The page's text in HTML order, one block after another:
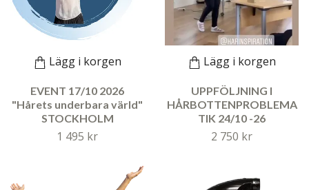
Lägg i korgen
EVENT 17/10 2026
"Hårets underbara värld"
STOCKHOLM
1 495 kr
Lägg i korgen
UPPFÖLJNING I
HÅRBOTTENPROBLEMA
TIK 24/10 -26
2 750 kr